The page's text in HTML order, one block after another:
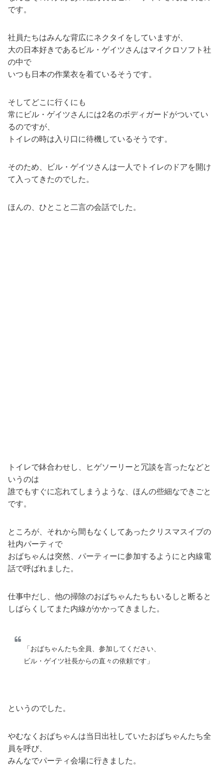
です。
社員たちはみんな背広にネクタイをしていますが、
大の日本好きであるビル・ゲイツさんはマイクロソフト社
の中で
いつも日本の作業衣を着ているそうです。
そしてどこに行くにも
常にビル・ゲイツさんには2名のボディガードがついてい
るのですが、
トイレの時は入り口に待機しているそうです。
そのため、ビル・ゲイツさんは一人でトイレのドアを開け
て入ってきたのでした。
ほんの、ひとこと二言の会話でした。
トイレで鉢合わせし、ヒゲソーリーと冗談を言ったなどと
いうのは
誰でもすぐに忘れてしまうような、ほんの些細なできごと
です。
ところが、それから間もなくしてあったクリスマスイブの
社内パーティで
おばちゃんは突然、パーティーに参加するようにと内線電
話で呼ばれました。
仕事中だし、他の掃除のおばちゃんたちもいるしと断ると
しばらくしてまた内線がかかってきました。
「おばちゃんたち全員、参加してください、
ビル・ゲイツ社長からの直々の依頼です」
というのでした。
やむなくおばちゃんは当日出社していたおばちゃんたち全
員を呼び、
みんなでパーティ会場に行きました。